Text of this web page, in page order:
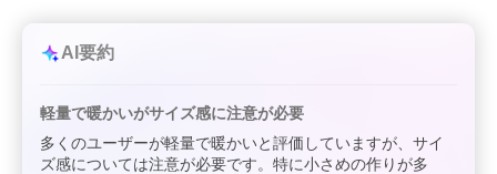
AI要約
軽量で暖かいがサイズ感に注意が必要
多くのユーザーが軽量で暖かいと評価していますが、サイ
ズ感については注意が必要です。特に小さめの作りが多